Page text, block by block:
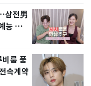
삼전男
능 화
룸 품
속계약